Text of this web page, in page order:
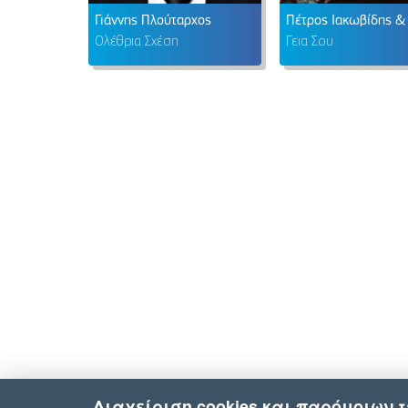
Γιάννης Πλούταρχος
Ολέθρια Σχέση Γεια Σου